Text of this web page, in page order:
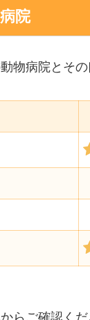
院
物病院とそ
らご確認くだ